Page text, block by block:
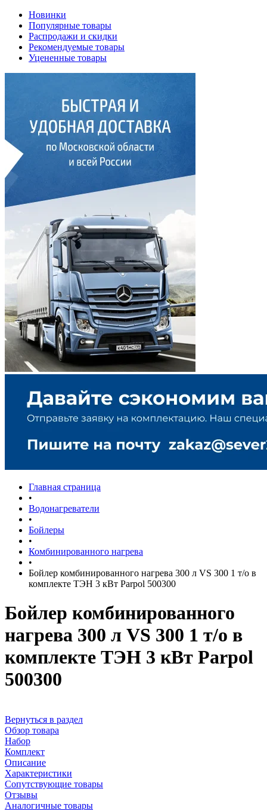
Новинки
Популярные товары
Распродажи и скидки
Рекомендуемые товары
Уцененные товары
Главная страница
•
Водонагреватели
•
Бойлеры
•
Комбинированного нагрева
•
Бойлер комбинированного нагрева 300 л VS 300 1 т/о в
комплекте ТЭН 3 кВт Parpol 500300
Бойлер комбинированного
нагрева 300 л VS 300 1 т/о в
комплекте ТЭН 3 кВт Parpol
500300
Вернуться в раздел
Обзор товара
Набор
Комплект
Описание
Характеристики
Сопутствующие товары
Отзывы
Аналогичные товары